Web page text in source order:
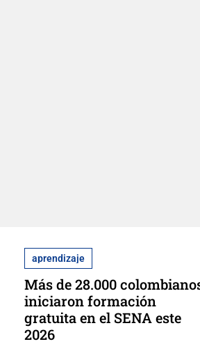
aprendizaje
Más de 28.000
iniciaron formación
gratuita en el SENA este
2026